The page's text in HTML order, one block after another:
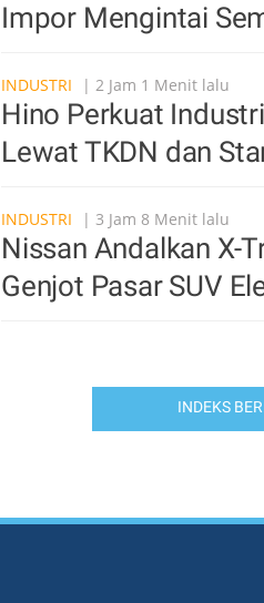
Impor Mengintai
INDUSTRI | 2 Jam 1 Menit lalu
Hino Perkuat
Lewat TKDN dan
INDUSTRI | 3 Jam 8 Menit lalu
Nissan Andalkan X-
Genjot Pasar SUV
INDEKS